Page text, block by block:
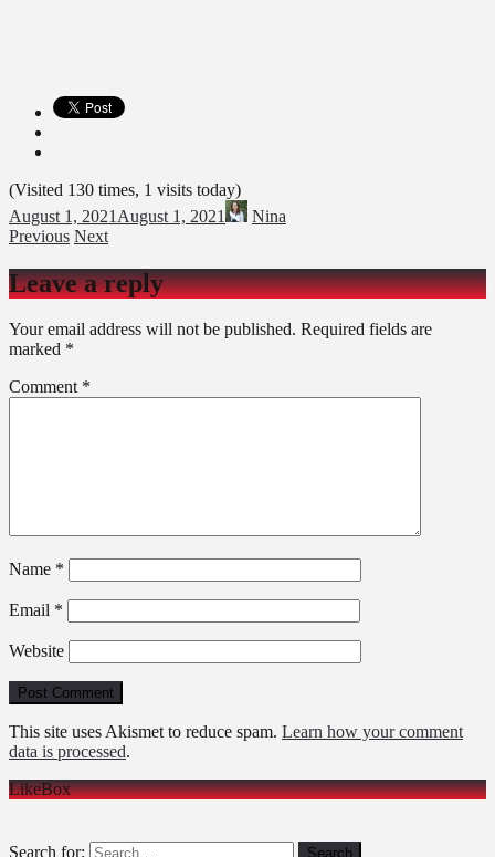
(Visited 130 times, 1 visits today)
August 1, 2021 August 1, 2021
Nina
Previous Next
Leave a reply
Your email address will not be published. Required fields are
marked *
Comment *
Name *
Email *
Website
This site uses Akismet to reduce spam. Learn how your comment
data is processed.
LikeBox
Search for: